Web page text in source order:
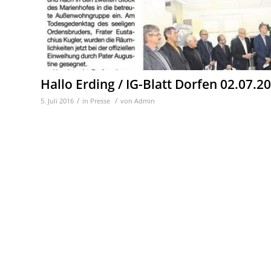
Hallo Erding / IG-Blatt Dorfen
5. Juli 2016 / in Presse / von Admin